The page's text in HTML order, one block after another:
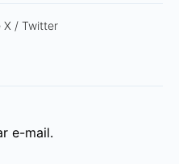
X / Twitter
e-mail.